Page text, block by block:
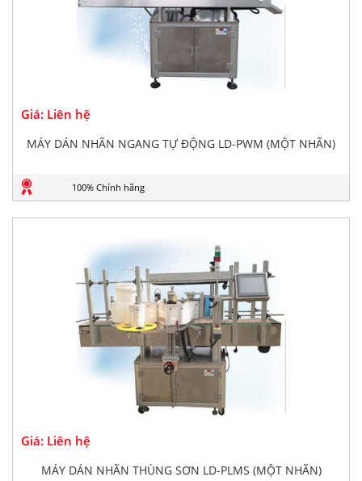
Giá: Liên hệ
MÁY DÁN NHÃN NGANG TỰ ĐỘNG LD-PWM (MỘT NHÃN)
100% Chính hãng
Giá: Liên hệ
MÁY DÁN NHÃN THÙNG SƠN LD-PLMS (MỘT NHÃN)